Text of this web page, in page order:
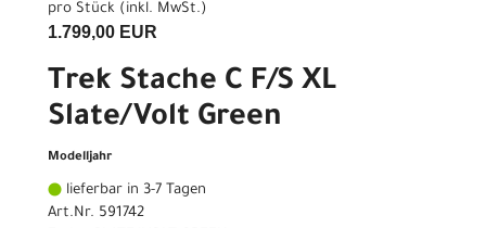
pro Stück (inkl. MwSt.)
1.799,00 EUR
Trek Stache C F/S XL
Slate/Volt Green
Modelljahr
lieferbar in 3-7 Tagen
Art.Nr. 591742